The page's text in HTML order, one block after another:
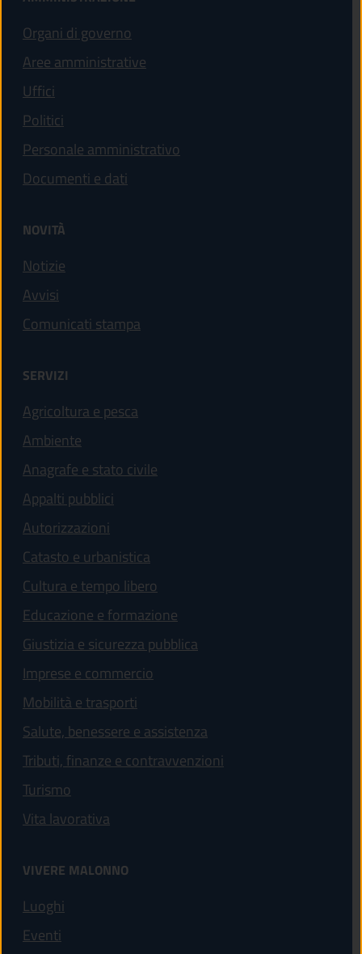
Organi di governo
Aree amministrative
Uffici
Politici
Personale amministrativo
Documenti e dati
NOVITÀ
Notizie
Avvisi
Comunicati stampa
SERVIZI
Agricoltura e pesca
Ambiente
Anagrafe e stato civile
Appalti pubblici
Autorizzazioni
Catasto e urbanistica
Cultura e tempo libero
Educazione e formazione
Giustizia e sicurezza pubblica
Imprese e commercio
Mobilità e trasporti
Salute, benessere e assistenza
Tributi, finanze e contravvenzioni
Turismo
Vita lavorativa
VIVERE MALONNO
Luoghi
Eventi